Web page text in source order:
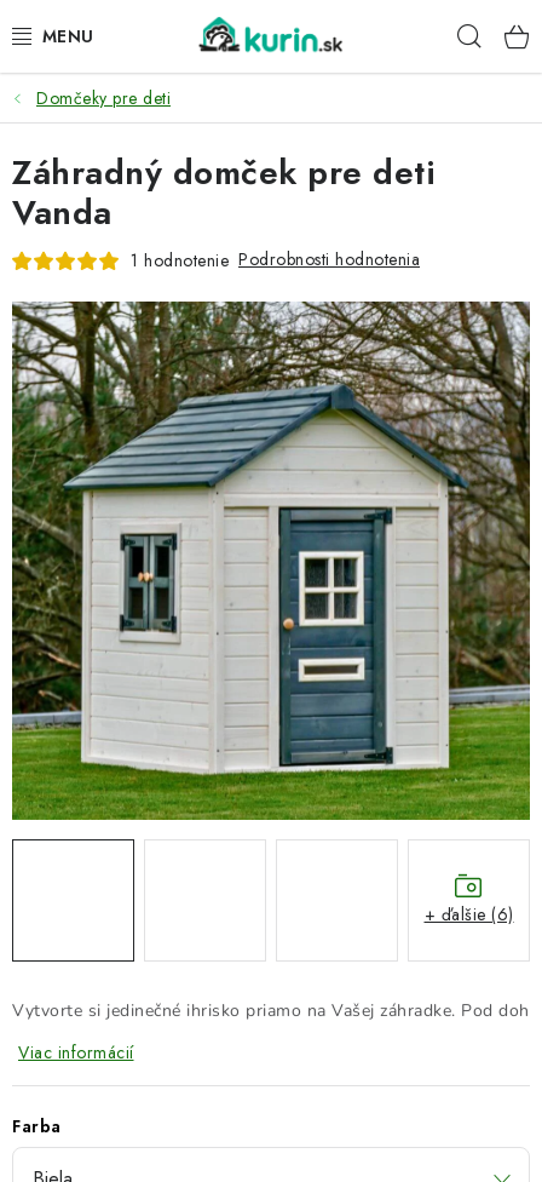
na
PRE HYDINU
PRE PSY
PRE ZAJACE
ZÁHRADA
DOMÁCI WELLNESS
PRE VTÁKY
DARČEKOVÝ POUKAZ
Náš príbeh od začiatku Doprava Kontakt
Blog
Hodnotenie obchodu
Obchodné podmienky
Vrátenie, výmena tovaru
Pravidlá súťaží na Facebooku
Domčeky pre deti
Vytvorte si jedinečné ihrisko priamo na Vašej záhradke. Pod
Viac informácií
Farba
Záhradný domček pre deti
Vanda
1 hodnotenie Podrobnosti hodnotenia
+ ďalšie (6)